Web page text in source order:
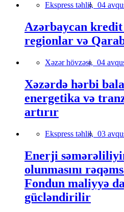
Ekspress təhlil, 04
Azərbaycan
regionlar və
Xəzər hövzəsi, 04
Xəzərdə hərbi
energetika və
artırır
Ekspress təhlil, 03
Enerji
olunmasını
Fondun maliyyə
gücləndirilir